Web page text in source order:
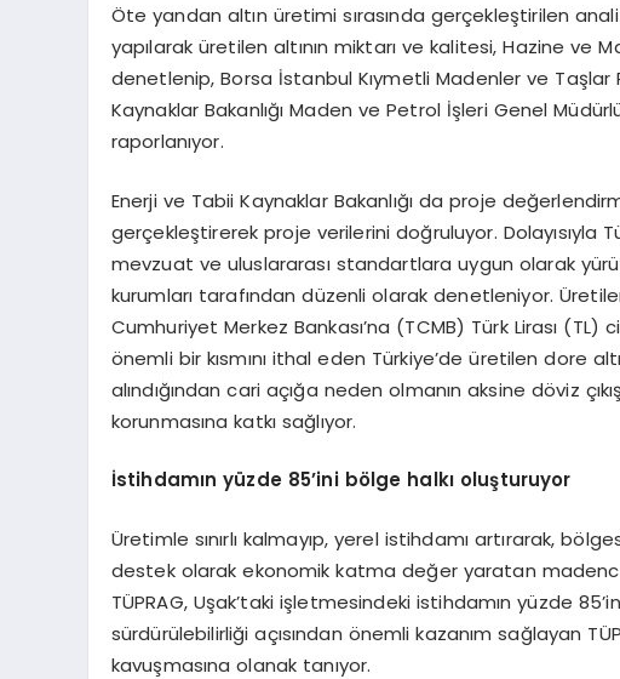
Öte yandan altın üretimi sırasında gerçekleştirilen
yapılarak üretilen altının miktarı ve kalitesi, Hazine ve
denetlenip, Borsa İstanbul Kıymetli Madenler ve Taşlar
Kaynaklar Bakanlığı Maden ve Petrol İşleri Genel
raporlanıyor.
Enerji ve Tabii Kaynaklar Bakanlığı da proje
gerçekleştirerek proje verilerini doğruluyor. Dolayısıyla
mevzuat ve uluslararası standartlara uygun olarak
kurumları tarafından düzenli olarak denetleniyor.
Cumhuriyet Merkez Bankası’na (TCMB) Türk Lirası
önemli bir kısmını ithal eden Türkiye’de üretilen dore
alındığından cari açığa neden olmanın aksine döviz
korunmasına katkı sağlıyor.
İstihdamın yüzde 85’ini bölge halkı oluşturuyor
Üretimle sınırlı kalmayıp, yerel istihdamı artırarak,
destek olarak ekonomik katma değer yaratan
TÜPRAG, Uşak’taki işletmesindeki istihdamın yüzde
sürdürülebilirliği açısından önemli kazanım sağlayan
kavuşmasına olanak tanıyor.